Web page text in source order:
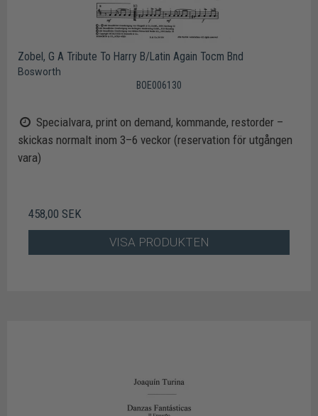
Zobel, G A Tribute To Harry B/Latin Again Tocm Bnd
Bosworth
BOE006130
Specialvara, print on demand, kommande, restorder –
skickas normalt inom 3–6 veckor (reservation för utgången
vara)
458,00 SEK
VISA PRODUKTEN